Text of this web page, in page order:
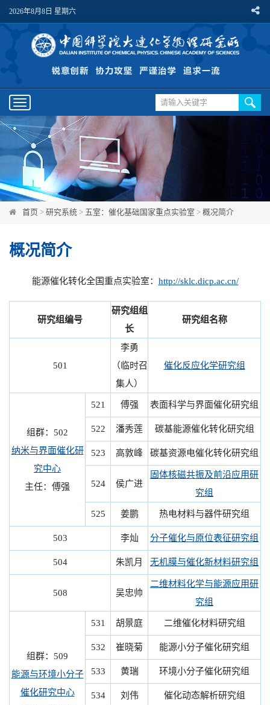
2026年8月8日 星期六
Toggle
navigation
首页 > 研究系统 > 五室：催化基础国家重点实验室 > 概况简介
概况简介
能源催化转化全国重点实验室： http://sklc.dicp.ac.cn/
研究组编号
研究组组
长
研究组名称
501
李勇
（临时召
集人）
催化反应化学研究组
组群：502
纳米与界面催化研
究中心
主任：傅强
521 傅强 表面科学与界面催化研究组
522 潘秀莲 碳基能源催化转化研究组
523 高敦峰 碳基资源电催化转化研究组
524 侯广进
固体核磁共振及前沿应用研
究组
525 姜鹏 热电材料与器件研究组
503 李灿 分子催化与原位表征研究组
504 朱凯月 无机膜与催化新材料研究组
508 吴忠帅
二维材料化学与能源应用研
究组
组群：509
能源与环境小分子
催化研究中心
531 胡景庭 二维催化材料研究组
532 崔晓菊 能源小分子催化研究组
533 黄瑞 环境小分子催化研究组
534 刘伟 催化动态解析研究组